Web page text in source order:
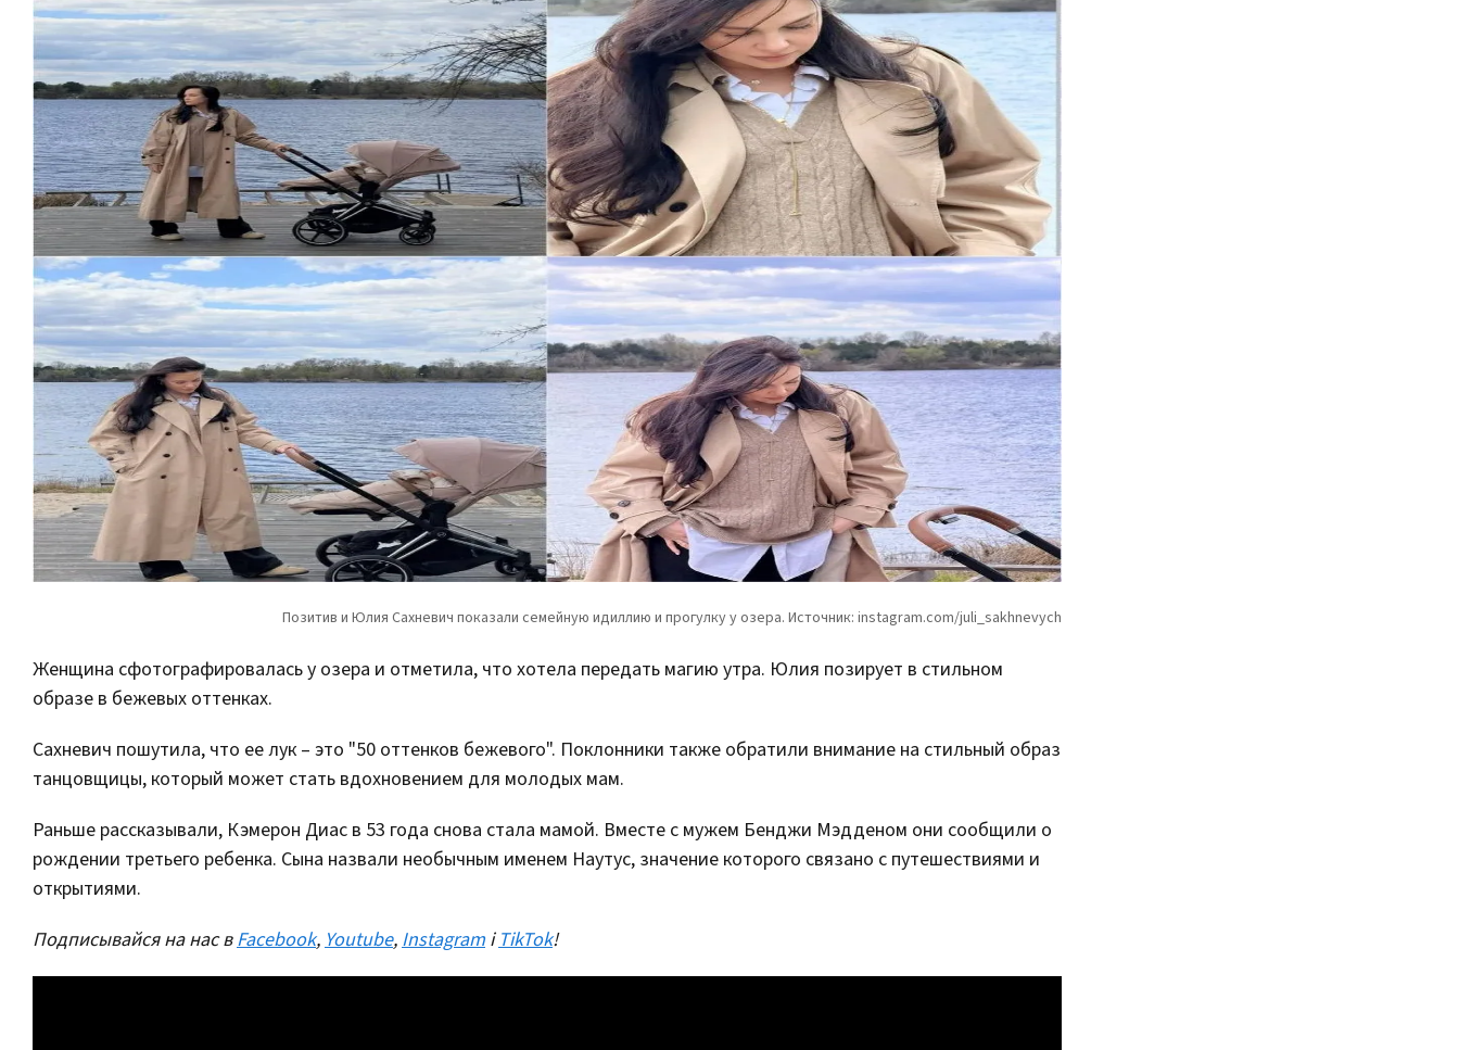
Женщина сфотографировалась у озера и отметила, что хотела передать магию утра. Юлия позирует в стильном
образе в бежевых оттенках.
Сахневич пошутила, что ее лук – это "50 оттенков бежевого". Поклонники также обратили внимание на стильный образ
танцовщицы, который может стать вдохновением для молодых мам.
Раньше рассказывали, Кэмерон Диас в 53 года снова стала мамой. Вместе с мужем Бенджи Мэдденом они сообщили о
рождении третьего ребенка. Сына назвали необычным именем Наутус, значение которого связано с путешествиями и
открытиями.
Подписывайся на нас вFacebook,Youtube,Instagram іTikTok!